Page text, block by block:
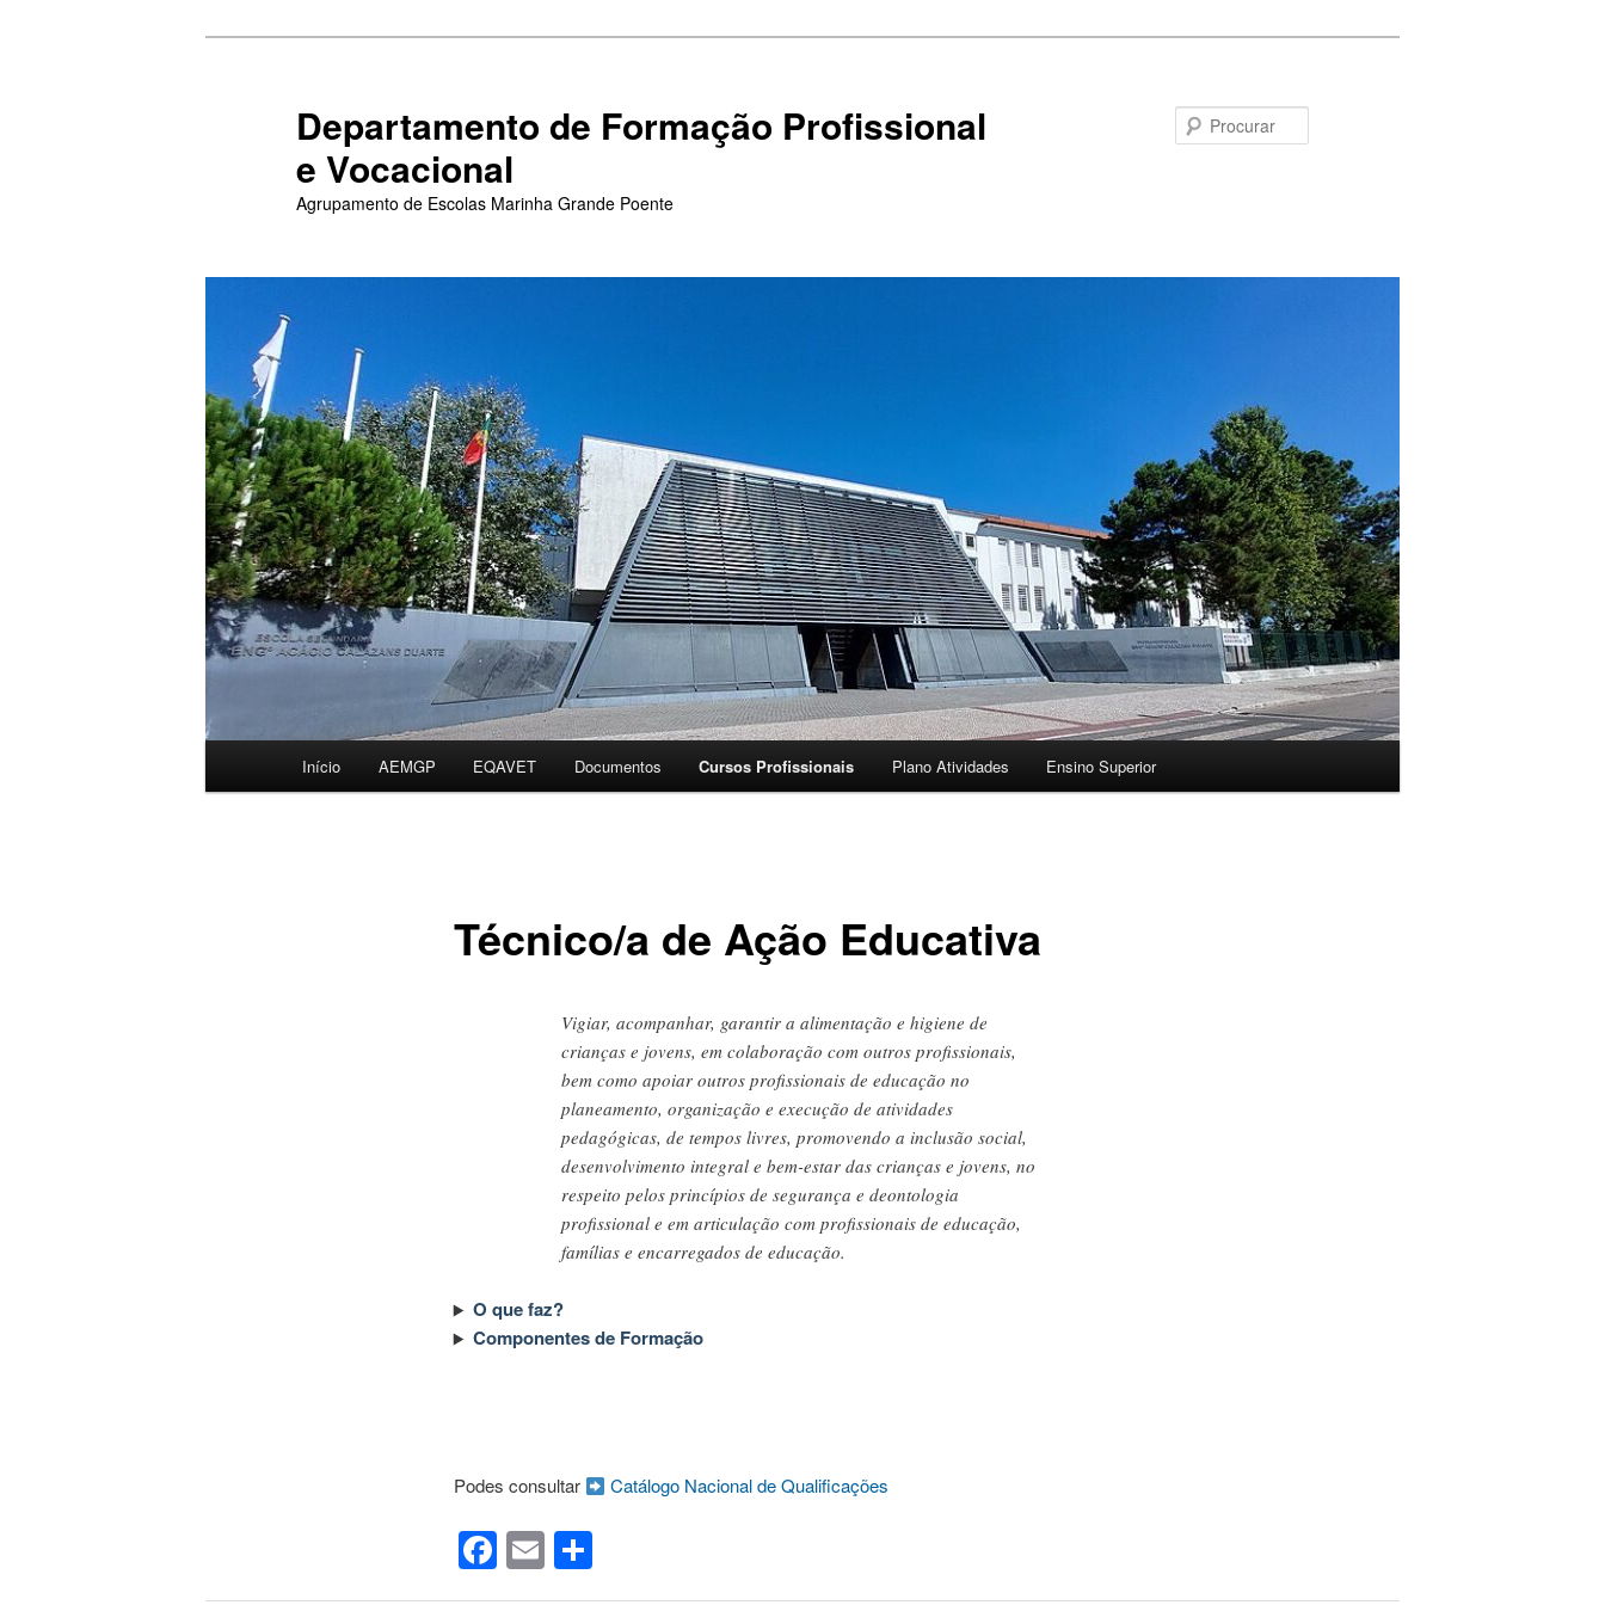
Departamento de Formação Profissional
e Vocacional
Agrupamento de Escolas Marinha Grande Poente
Início AEMGP EQAVET Documentos Cursos Profissionais Plano Atividades Ensino Superior
Técnico/a de Ação Educativa
Vigiar, acompanhar, garantir a alimentação e higiene de
crianças e jovens, em colaboração com outros profissionais,
bem como apoiar outros profissionais de educação no
planeamento, organização e execução de atividades
pedagógicas, de tempos livres, promovendo a inclusão social,
desenvolvimento integral e bem-estar das crianças e jovens, no
respeito pelos princípios de segurança e deontologia
profissional e em articulação com profissionais de educação,
famílias e encarregados de educação.
O que faz?
Componentes de Formação
Podes consultar Catálogo Nacional de Qualificações
Facebook
EmailShare